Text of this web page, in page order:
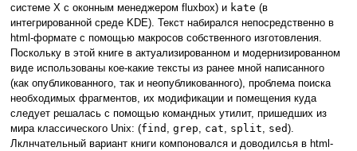
системе X с оконным менеджером fluxbox) и kate (в
интегрированной среде KDE). Текст набирался непосредственно в
html-формате с помощью макросов собственного изготовления.
Поскольку в этой книге в актуализированном и модернизированном
виде использованы кое-какие тексты из ранее мной написанного
(как опубликованного, так и неопубликованного), проблема поиска
необходимых фрагментов, их модификации и помещения куда
следует решалась с помощью командных утилит, пришедших из
мира классического Unix: (find , grep, cat, split, sed).
Лклнчательный вариант книги компоновался и доводилсья в html-